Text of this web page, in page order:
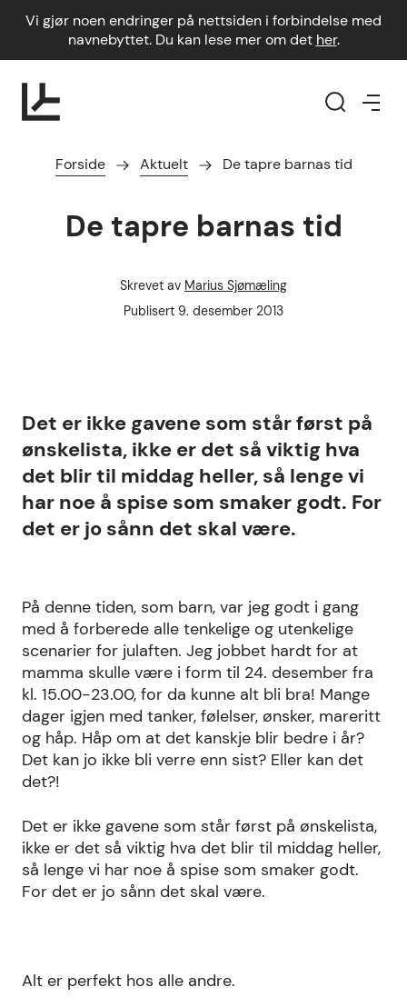
Vi gjør noen endringer på nettsiden i forbindelse med
navnebyttet. Du kan lese mer om det her.
Forside Aktuelt De tapre barnas tid
De tapre barnas tid
Forfatter
Skrevet av Marius Sjømæling
Publisert dato
Publisert 9. desember 2013
Det er ikke gavene som står først på
ønskelista, ikke er det så viktig hva
det blir til middag heller, så lenge vi
har noe å spise som smaker godt. For
det er jo sånn det skal være.
På denne tiden, som barn, var jeg godt i gang
med å forberede alle tenkelige og utenkelige
scenarier for julaften. Jeg jobbet hardt for at
mamma skulle være i form til 24. desember fra
kl. 15.00-23.00, for da kunne alt bli bra! Mange
dager igjen med tanker, følelser, ønsker, mareritt
og håp. Håp om at det kanskje blir bedre i år?
Det kan jo ikke bli verre enn sist? Eller kan det
det?!
Det er ikke gavene som står først på ønskelista,
ikke er det så viktig hva det blir til middag heller,
så lenge vi har noe å spise som smaker godt.
For det er jo sånn det skal være.
Alt er perfekt hos alle andre.